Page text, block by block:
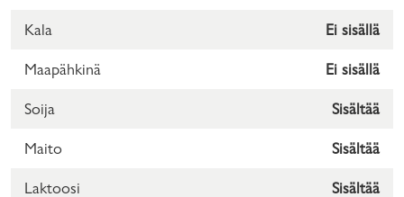
Kala Ei sisällä
Maapähkinä Ei sisällä
Soija Sisältää
Maito Sisältää
Laktoosi Sisältää